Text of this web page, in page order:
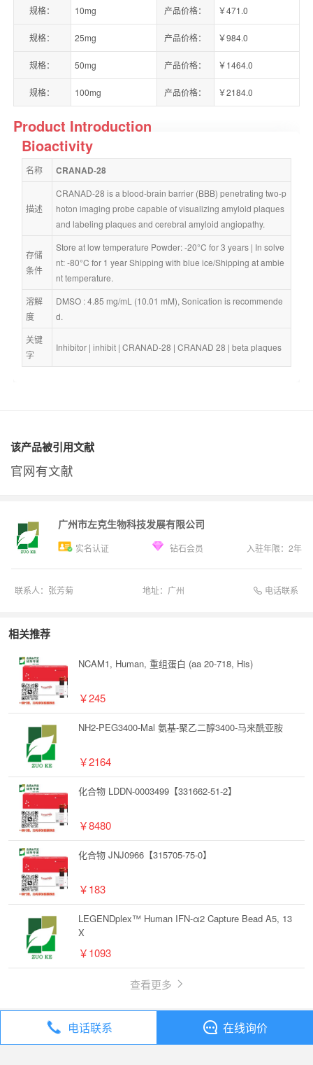
规格： 10mg 产品价格： ￥471.0
规格： 25mg 产品价格： ￥984.0
规格： 50mg 产品价格： ￥1464.0
规格： 100mg 产品价格： ￥2184.0
Product Introduction
Bioactivity
名称 CRANAD-28
描述
CRANAD-28 is a blood-brain barrier (BBB) penetrating two-p
hoton imaging probe capable of visualizing amyloid plaques
and labeling plaques and cerebral amyloid angiopathy.
存储
条件
Store at low temperature Powder: -20°C for 3 years | In solve
nt: -80°C for 1 year Shipping with blue ice/Shipping at ambie
nt temperature.
溶解
度
DMSO : 4.85 mg/mL (10.01 mM), Sonication is recommende
d.
关键
字
Inhibitor | inhibit | CRANAD-28 | CRANAD 28 | beta plaques
该产品被引用文献
官网有文献
广州市左克生物科技发展有限公司
实名认证 钻石会员 入驻年限： 2年
联系人： 张芳菊 地址： 广州 电话联系
相关推荐
NCAM1, Human, 重组蛋白 (aa 20-718, His)
￥245
NH2-PEG3400-Mal 氨基-聚乙二醇3400-马来酰亚胺
￥2164
化合物 LDDN-0003499【331662-51-2】
￥8480
化合物 JNJ0966【315705-75-0】
￥183
LEGENDplex™ Human IFN-α2 Capture Bead A5, 13
X
￥1093
查看更多
全部分类 试剂
电话联系 在线询价